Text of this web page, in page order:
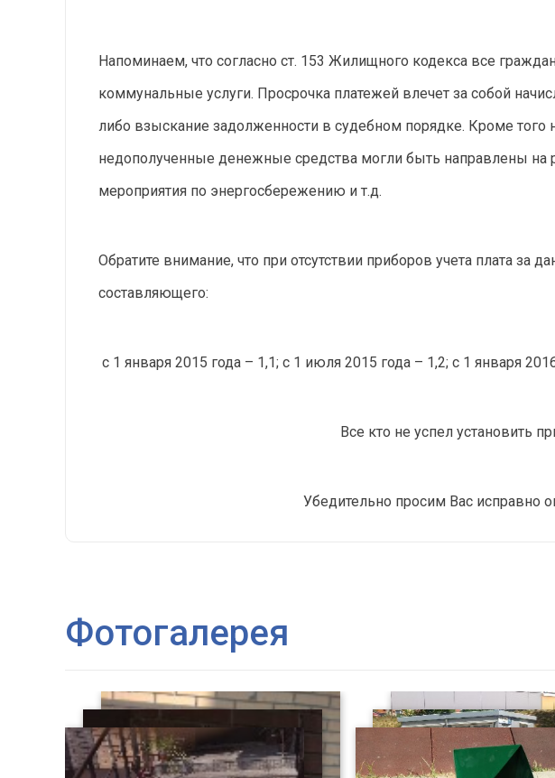
Напоминаем, что согласно ст. 153 Жилищного кодекса все
коммунальные услуги. Просрочка платежей влечет за собой
либо взыскание задолженности в судебном порядке. Кроме того
недополученные денежные средства могли быть направлены на
мероприятия по энергосбережению и т.д.
Обратите внимание, что при отсутствии приборов учета плата
составляющего:
с 1 января 2015 года – 1,1; с 1 июля 2015 года – 1,2; с 1 января
Все кто не успел установить
Убедительно просим Вас исправно
Фотогалерея